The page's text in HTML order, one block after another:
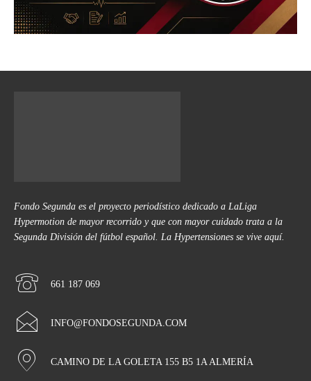
Fondo Segunda es el proyecto periodístico dedicado a LaLiga
Hypermotion de mayor recorrido y que con mayor cuidado trata a la
Segunda División del fútbol español. La Hypertensiones se vive aquí.
661 187 069
INFO@FONDOSEGUNDA.COM
CAMINO DE LA GOLETA 155 B5 1A ALMERÍA